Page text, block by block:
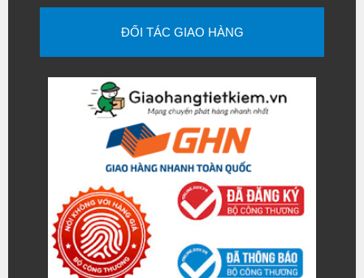
ĐỐI TÁC GIAO HÀNG